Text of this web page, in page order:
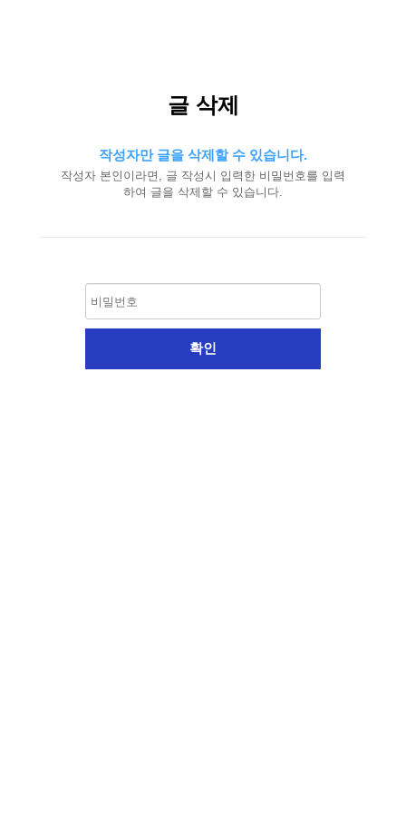
글 삭제
작성자만 글을 삭제할 수 있습니다.
작성자 본인이라면, 글 작성시 입력한 비밀번호를 입력
하여 글을 삭제할 수 있습니다.